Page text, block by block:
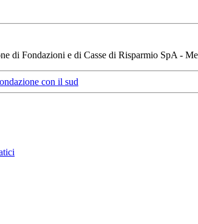
di Fondazioni e di Casse di Risparmio SpA -